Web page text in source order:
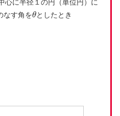
心に半径１の円（単位円）に
なす角をθとしたとき